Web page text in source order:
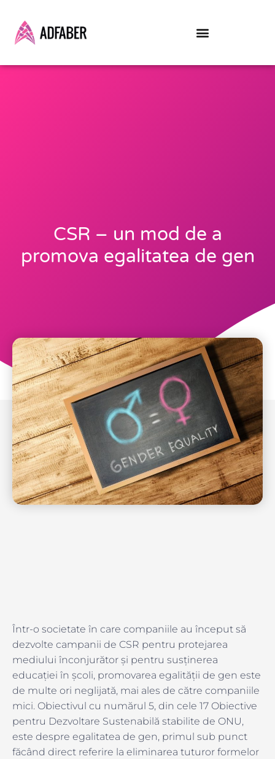
content
CSR – un mod de a
promova egalitatea de gen
Într-o societate în care companiile au început să
dezvolte campanii de CSR pentru protejarea
mediului înconjurător și pentru susținerea
educației în școli, promovarea egalității de gen este
de multe ori neglijată, mai ales de către companiile
mici. Obiectivul cu numărul 5, din cele 17 Obiective
pentru Dezvoltare Sustenabilă stabilite de ONU,
este despre egalitatea de gen, primul sub punct
făcând direct referire la eliminarea tuturor formelor